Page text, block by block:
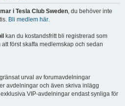
i Tesla Club Sweden, du behöver inte
Bli medlem här.
kan du kostandsfritt bli registrerad som
först skaffa medlemskap och sedan
urval av forumavdelningar
avdelningar och även skriva inlägg
VIP-avdelningar endast synliga för